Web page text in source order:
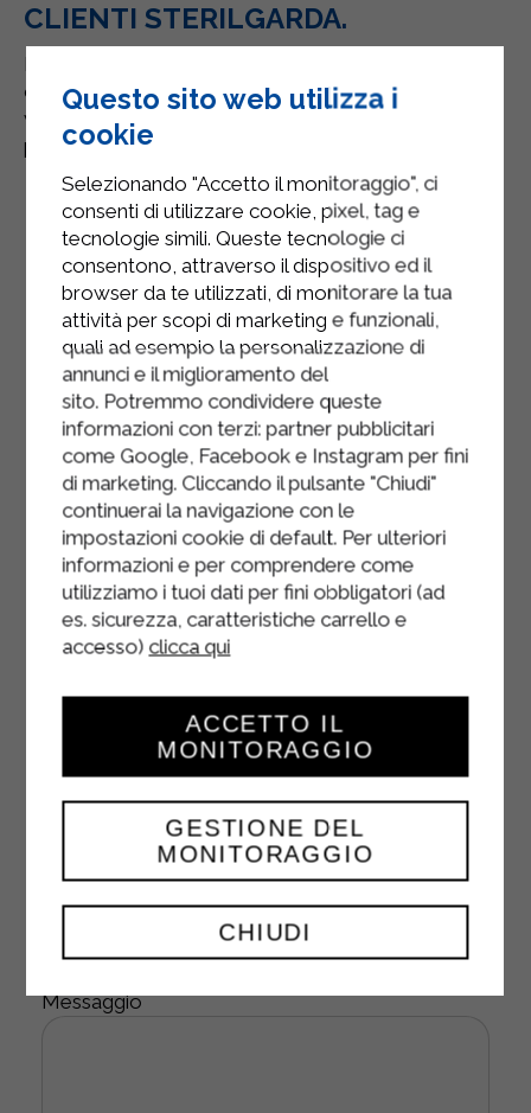
CLIENTI STERILGARDA.
offerti da Sterilgarda, contattate il Servizio Clienti, a
vostra disposizione con competenza e
professionalità.
Nome (richiesto)
Cognome (richiesto)
Email (richiesto)
Via (richiesto)
Città (richiesto)
Telefono (richiesto)
Oggetto
Messaggio
Questo sito web utilizza i
cookie
Selezionando "Accetto il monitoraggio", ci
consenti di utilizzare cookie, pixel, tag e
tecnologie simili. Queste tecnologie ci
consentono, attraverso il dispositivo ed il
browser da te utilizzati, di monitorare la tua
attività per scopi di marketing e funzionali,
quali ad esempio la personalizzazione di
annunci e il miglioramento del
sito. Potremmo condividere queste
informazioni con terzi: partner pubblicitari
come Google, Facebook e Instagram per fini
di marketing. Cliccando il pulsante "Chiudi"
continuerai la navigazione con le
impostazioni cookie di default. Per ulteriori
informazioni e per comprendere come
utilizziamo i tuoi dati per fini obbligatori (ad
es. sicurezza, caratteristiche carrello e
accesso) clicca qui
CHIUDI
GESTIONE DEL
MONITORAGGIO
ACCETTO IL
MONITORAGGIO